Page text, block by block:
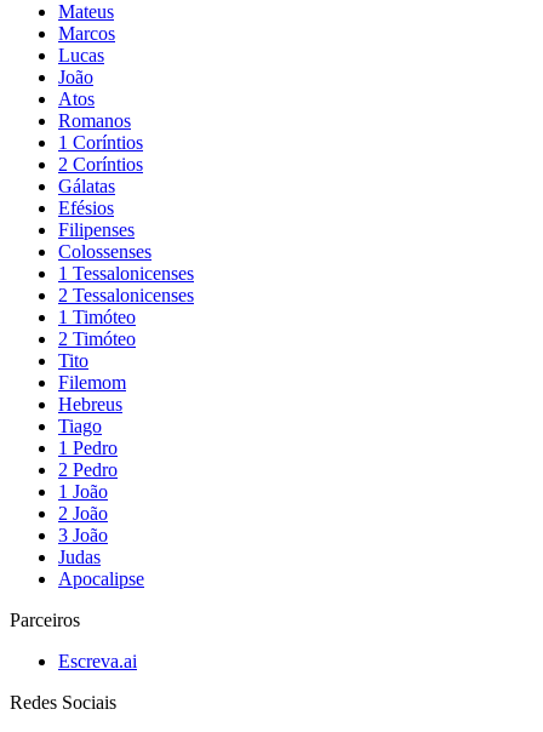
Mateus
Marcos
Lucas
João
Atos
Romanos
1 Coríntios
2 Coríntios
Gálatas
Efésios
Filipenses
Colossenses
1 Tessalonicenses
2 Tessalonicenses
1 Timóteo
2 Timóteo
Tito
Filemom
Hebreus
Tiago
1 Pedro
2 Pedro
1 João
2 João
3 João
Judas
Apocalipse
Parceiros
Escreva.ai
Redes Sociais